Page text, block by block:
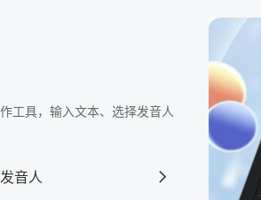
工具，输入文本、选择发音人
音人